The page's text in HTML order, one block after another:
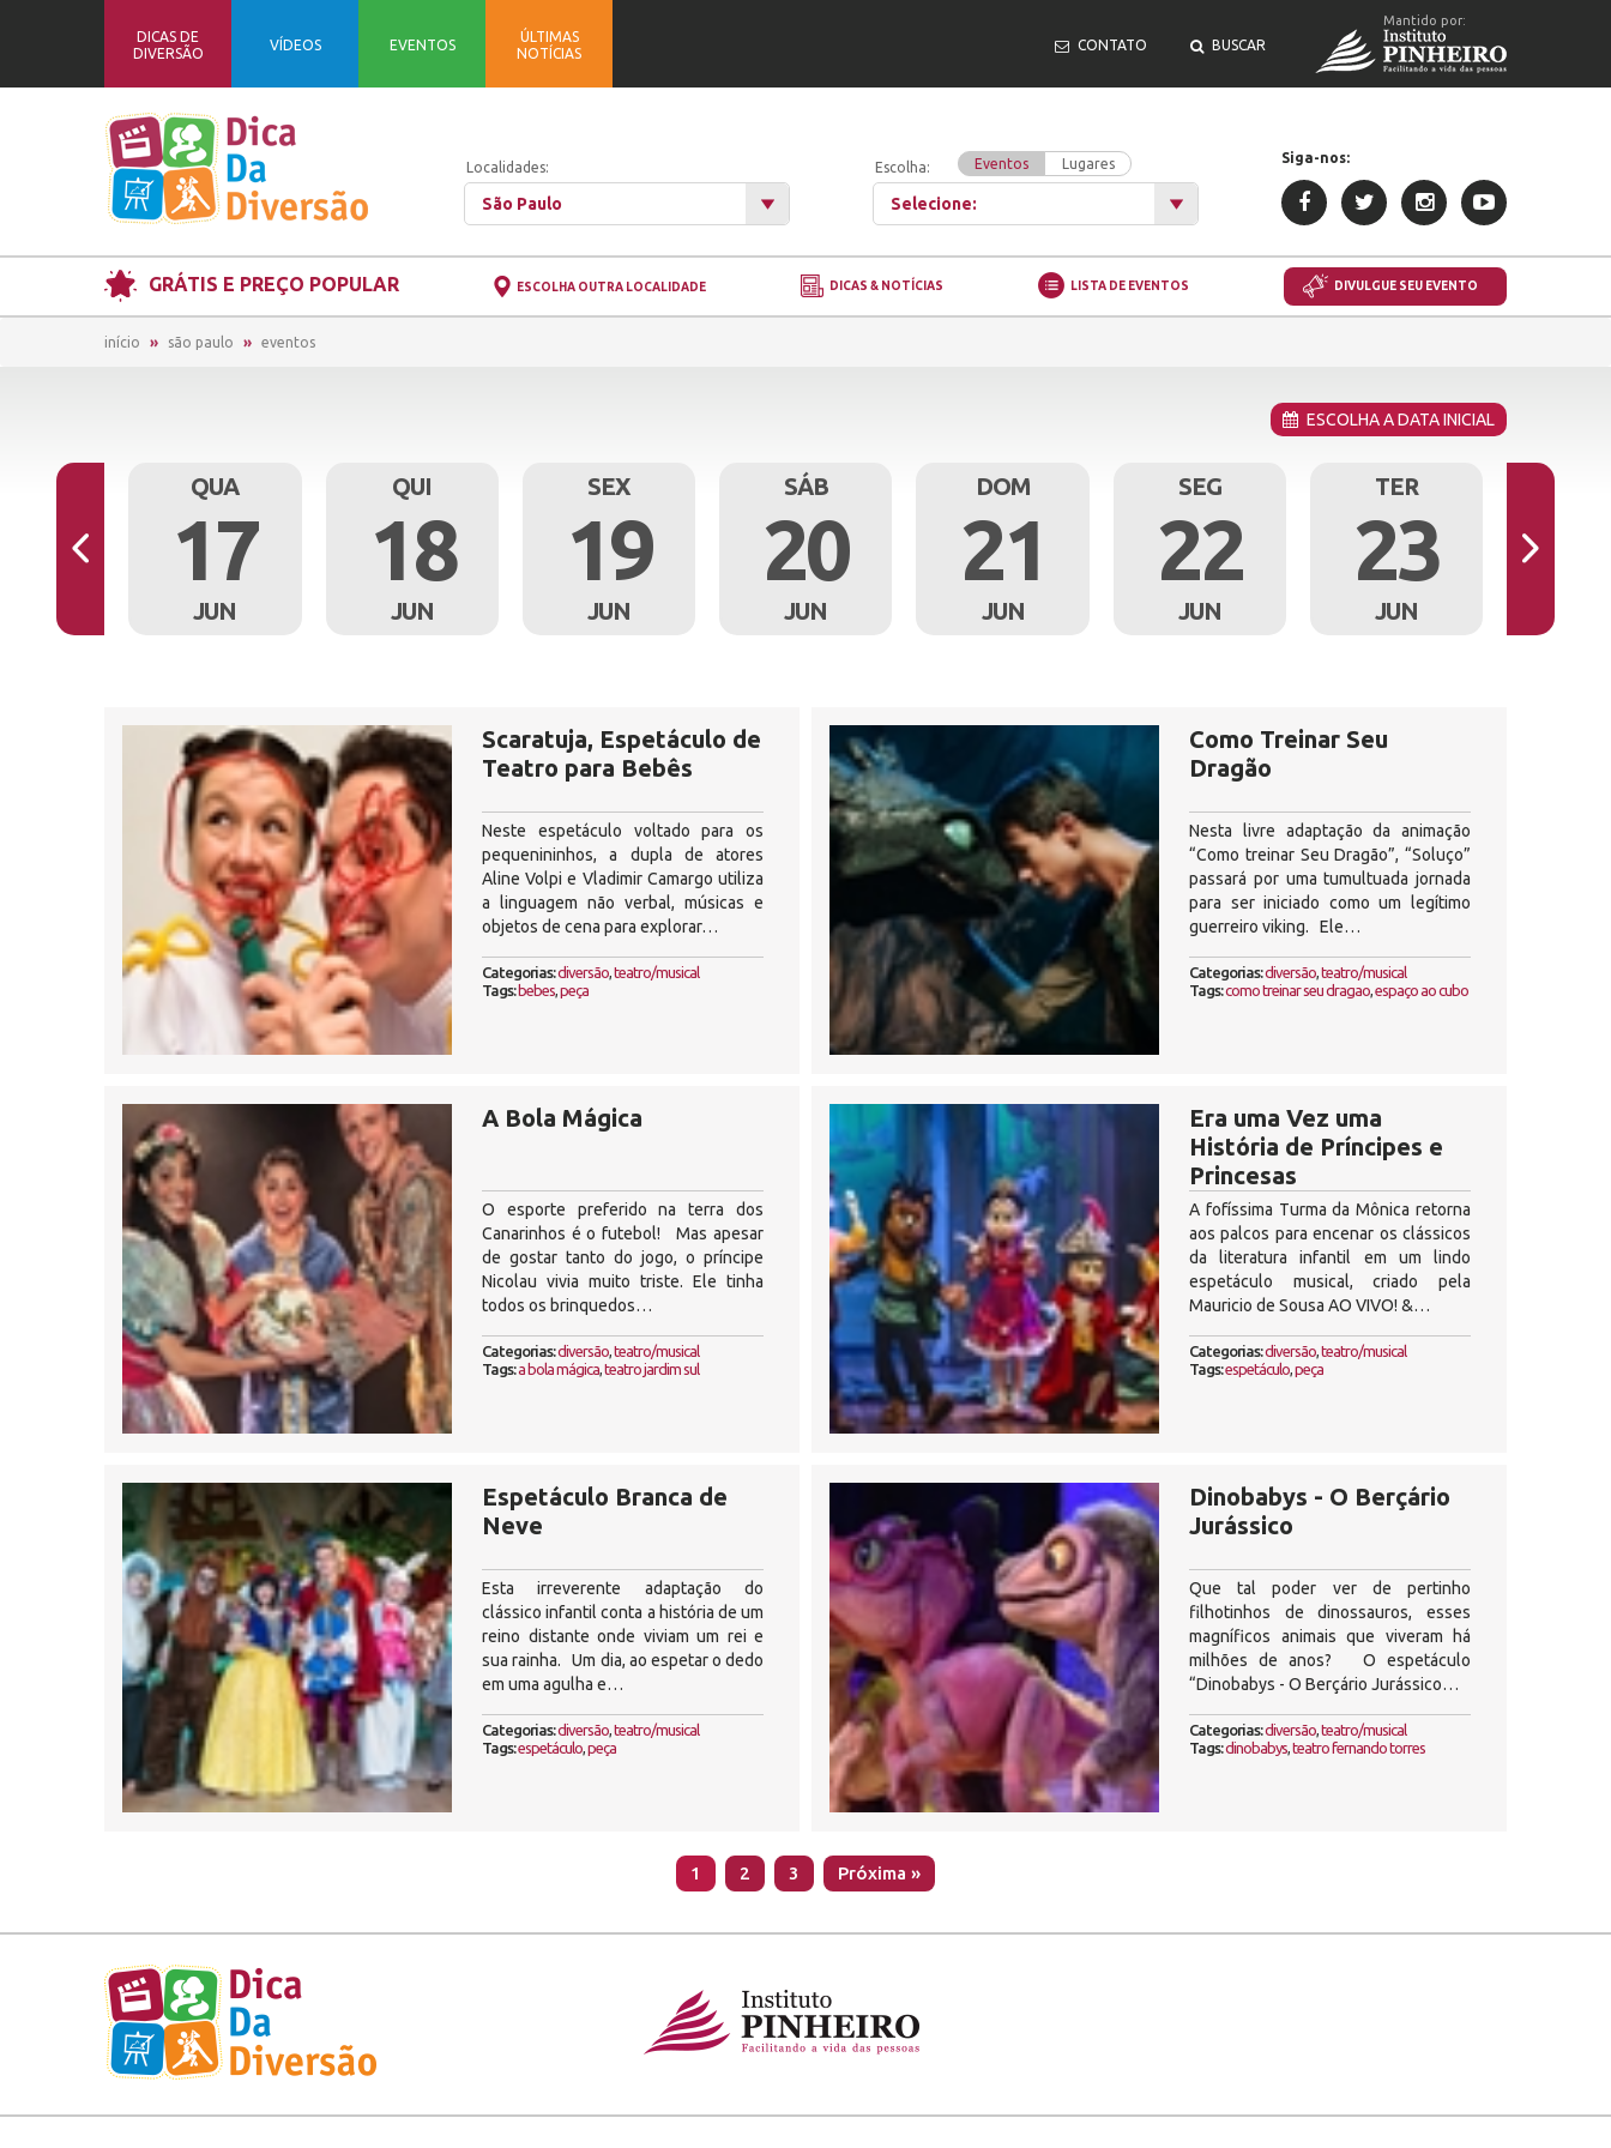
DICAS DE
DIVERSÃO
VÍDEOS EVENTOS
ÚLTIMAS
NOTÍCIAS
CONTATO BUSCAR
Mantido por:
Localidades:
São Paulo
Escolha: Eventos Lugares
Selecione:
Siga-nos:
GRÁTIS E PREÇO POPULAR ESCOLHA OUTRA LOCALIDADE DICAS & NOTÍCIAS LISTA DE EVENTOS DIVULGUE SEU EVENTO
início são paulo eventos
ESCOLHA A DATA INICIAL
QUA
17
JUN
QUI
18
JUN
SEX
19
JUN
SÁB
20
JUN
DOM
21
JUN
SEG
22
JUN
TER
23
JUN
Scaratuja, Espetáculo de
Teatro para Bebês
Neste espetáculo voltado para os
pequenininhos, a dupla de atores
Aline Volpi e Vladimir Camargo utiliza
a linguagem não verbal, músicas e
objetos de cena para explorar…
Categorias:diversão,teatro/musical
Tags: bebes,peça
Como Treinar Seu
Dragão
Nesta livre adaptação da animação
“Como treinar Seu Dragão”, “Soluço”
passará por uma tumultuada jornada
para ser iniciado como um legítimo
guerreiro viking. Ele…
Categorias:diversão,teatro/musical
Tags:como treinar seu dragao,espaço ao cubo
A Bola Mágica
O esporte preferido na terra dos
Canarinhos é o futebol! Mas apesar
de gostar tanto do jogo, o príncipe
Nicolau vivia muito triste. Ele tinha
todos os brinquedos…
Categorias:diversão,teatro/musical
Tags:a bola mágica,teatro jardim sul
Era uma Vez uma
História de Príncipes e
Princesas
A fofíssima Turma da Mônica retorna
aos palcos para encenar os clássicos
da literatura infantil em um lindo
espetáculo musical, criado pela
Mauricio de Sousa AO VIVO! &…
Categorias:diversão,teatro/musical
Tags:espetáculo,peça
Espetáculo Branca de
Neve
Esta irreverente adaptação do
clássico infantil conta a história de um
reino distante onde viviam um rei e
sua rainha. Um dia, ao espetar o dedo
em uma agulha e…
Categorias:diversão,teatro/musical
Tags:espetáculo,peça
Dinobabys - O Berçário
Jurássico
Que tal poder ver de pertinho
filhotinhos de dinossauros, esses
magníficos animais que viveram há
milhões de anos? O espetáculo
“Dinobabys - O Berçário Jurássico…
Categorias:diversão,teatro/musical
Tags:dinobabys,teatro fernando torres
1 2 3 Próxima »